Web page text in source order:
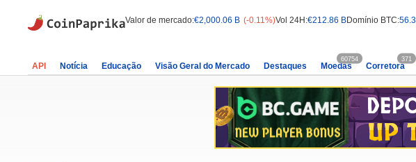
Valor de mercado:€2,000.06 B (-0.11%)Vol 24H:€212.86 BDomínio BTC:
API Notícia Educação Visão Geral do Mercado Destaques Moedas
60754
Corretora
371